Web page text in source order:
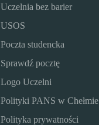
Uczelnia bez barier
USOS
Poczta studencka
Sprawdź pocztę
Logo Uczelni
Polityki PANS w Chełmie
Polityka prywatności